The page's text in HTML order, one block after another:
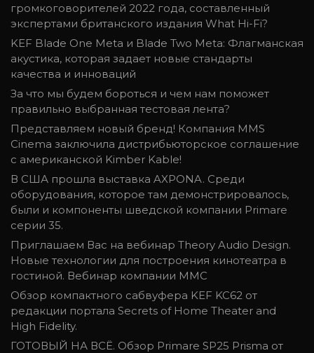
громкоговорителей 2022 года, составленный
экспертами британского издания What Hi-Fi?
KEF Blade One Meta и Blade Two Meta: Флагманская
акустика, которая задает новые стандарты
качества и инноваций
За что мы будем бороться и чем нам поможет
правильно выбранная тестовая лента?
Представляем новый бренд! Компания MMS
Cinema заключила дистрибьюторское соглашение
с американской Kimber Kable!
В США прошла выставка AXPONA. Среди
оборудования, которое там демонстрировалось,
были и компоненты шведской компании Primare
серии 35.
Приглашаем Вас на вебинар Theory Audio Design.
Новые технологии для построения кинотеатра в
гостиной. Вебинар компании ММС
Обзор компактного сабвуфера KEF KC62 от
редакции портала Secrets of Home Theater and
High Fidelity.
ГОТОВЫЙ НА ВСЁ. Обзор Primare SP25 Prisma от